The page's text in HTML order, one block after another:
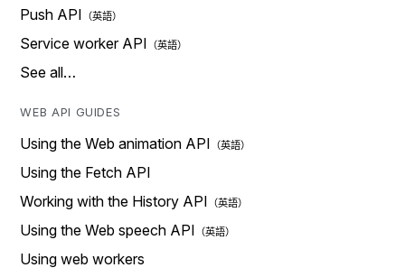
Push API
Service worker API
See all…
WEB API GUIDES
Using the Web animation API
Using the Fetch API
Working with the History API
Using the Web speech API
Using web workers